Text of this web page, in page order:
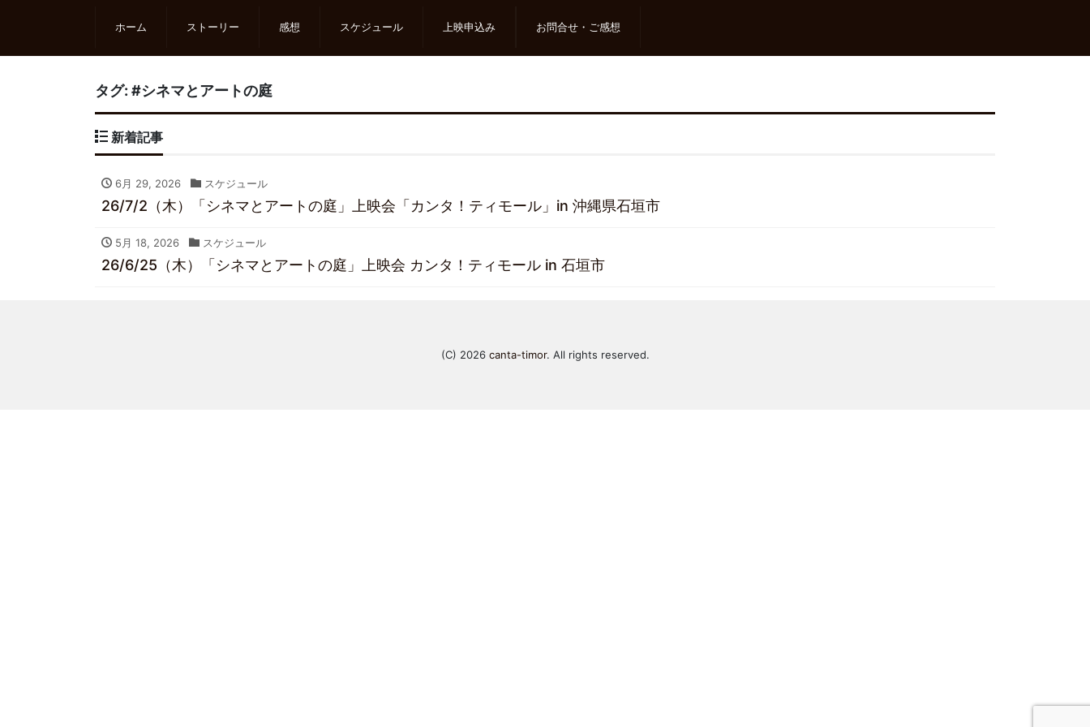
ホーム ストーリー 感想 スケジュール 上映申込み お問合せ・ご感想
タグ: #シネマとアートの庭
新着記事
6月 29, 2026 スケジュール
26/7/2（木）「シネマとアートの庭」上映会「カンタ！ティモール」in 沖縄県石垣市
5月 18, 2026 スケジュール
26/6/25（木）「シネマとアートの庭」上映会 カンタ！ティモール in 石垣市
(C) 2026 canta-timor. All rights reserved.